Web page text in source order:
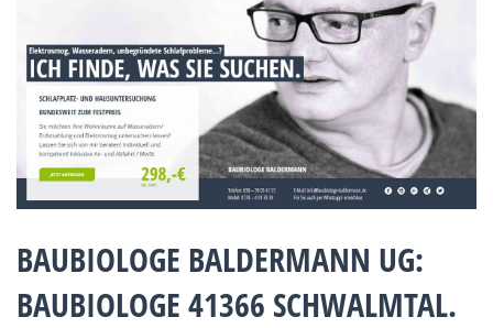
BAUBIOLOGE BALDERMANN UG:
BAUBIOLOGE 41366 SCHWALMTAL.